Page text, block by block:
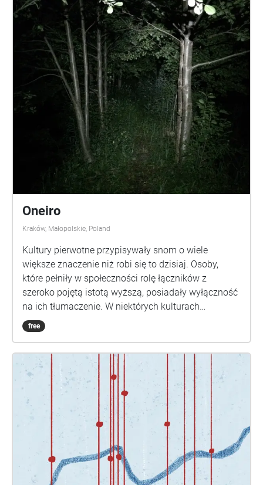
Oneiro
Kraków, Małopolskie, Poland
Kultury pierwotne przypisywały snom o wiele
większe znaczenie niż robi się to dzisiaj. Osoby,
które pełniły w społeczności rolę łączników z
szeroko pojętą istotą wyższą, posiadały wyłączność
na ich tłumaczenie. W niektórych kulturach
uważano, że wydarzenia w snach są równie realne
jak rzeczywistość. Stąd za cudzołóstwo popełnione
naprawdę.
free